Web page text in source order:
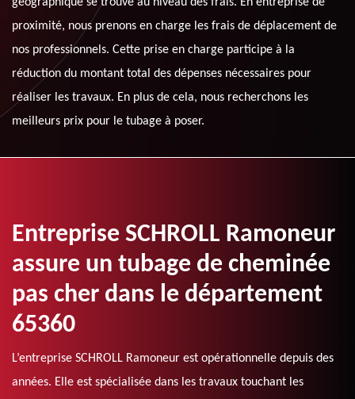
géographique se trouve au niveau des frais. En entreprise de
proximité, nous prenons en charge les frais de déplacement de
nos professionnels. Cette prise en charge participe à la
réduction du montant total des dépenses nécessaires pour
réaliser les travaux. En plus de cela, nous recherchons les
meilleurs prix pour le tubage à poser.
Entreprise SCHROLL Ramoneur
assure un tubage de cheminée
pas cher dans le département
65360
L’entreprise SCHROLL Ramoneur est opérationnelle depuis des
années. Elle est spécialisée dans les travaux touchant les